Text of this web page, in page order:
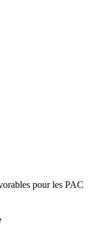
pour les PAC